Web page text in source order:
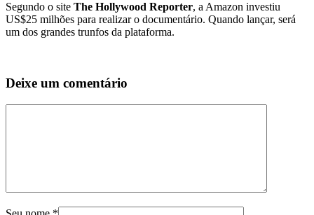
Segundo o site The Hollywood Reporter, a Amazon investiu
US$25 milhões para realizar o documentário. Quando lançar, será
um dos grandes trunfos da plataforma.
Deixe um comentário